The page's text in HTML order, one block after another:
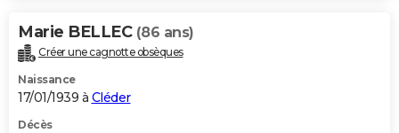
Marie BELLEC (86 ans)
Créer une cagnotte obsèques
Naissance
17/01/1939 à Cléder
Décès